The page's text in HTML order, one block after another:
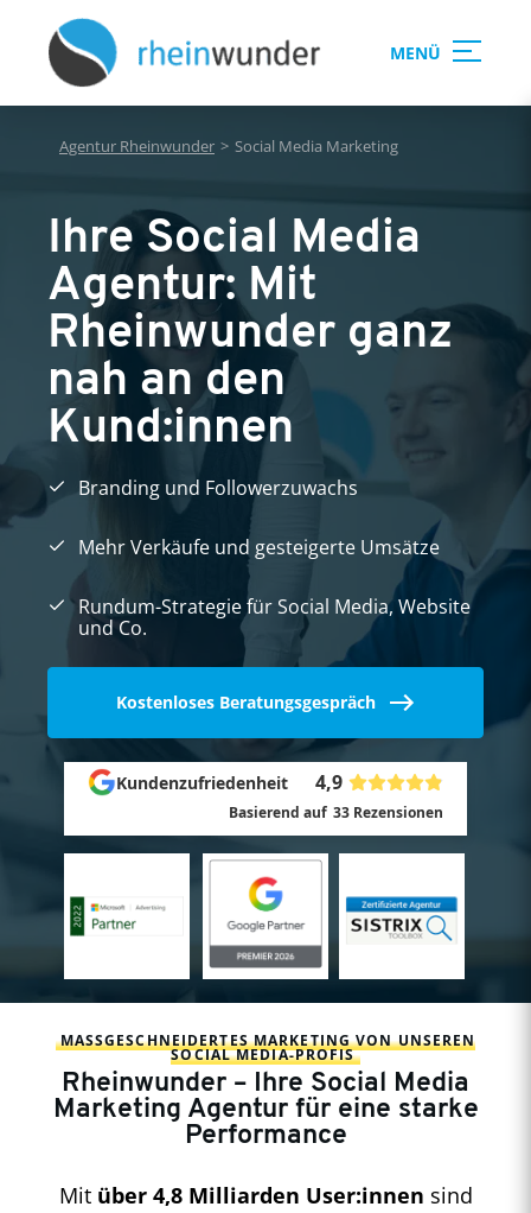
MENÜ
Agentur Rheinwunder > Social Media Marketing
Ihre Social Media
Agentur: Mit
Rheinwunder ganz
nah an den
Kund:innen
Branding und Followerzuwachs
Mehr Verkäufe und gesteigerte Umsätze
Rundum-Strategie für Social Media, Website
und Co.
Kostenloses Beratungsgespräch
Kundenzufriedenheit 4,9
Basierend auf 33 Rezensionen
MASSGESCHNEIDERTES MARKETING VON UNSEREN S
OCIAL MEDIA-PROFIS
Rheinwunder – Ihre Social Media
Marketing Agentur für eine starke
Performance
Mit über 4,8 Milliarden User:innen sind